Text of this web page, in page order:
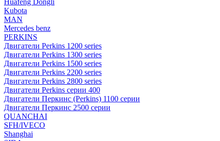
Huafeng Dongli
Kubota
MAN
Mercedes benz
PERKINS
Двигатели Perkins 1200 series
Двигатели Perkins 1300 series
Двигатели Perkins 1500 series
Двигатели Perkins 2200 series
Двигатели Perkins 2800 series
Двигатели Perkins серии 400
Двигатели Перкинс (Perkins) 1100 серии
Двигатели Перкинс 2500 серии
QUANCHAI
SFH/IVECO
Shanghai